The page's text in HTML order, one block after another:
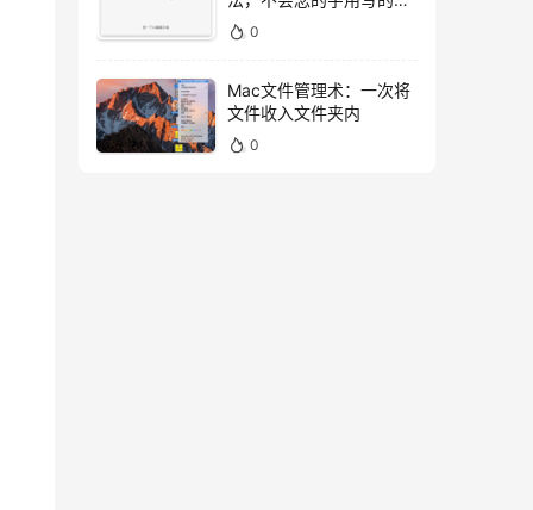
好！
0
Mac文件管理术：一次将
文件收入文件夹内
0